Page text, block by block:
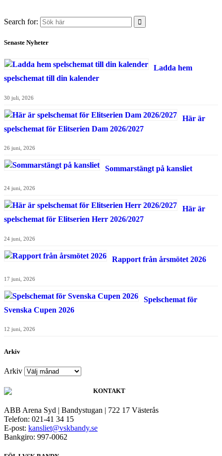
Search for:
Senaste Nyheter
Ladda hem
spelschemat till din kalender
30 juli, 2026
Här är
spelschemat för Elitserien Dam 2026/2027
26 juni, 2026
Sommarstängt på kansliet
24 juni, 2026
Här är
spelschemat för Elitserien Herr 2026/2027
24 juni, 2026
Rapport från årsmötet 2026
17 juni, 2026
Spelschemat för
Svenska Cupen 2026
12 juni, 2026
Arkiv
Arkiv
KONTAKT
ABB Arena Syd | Bandystugan | 722 17 Västerås
Telefon: 021-41 34 15
E-post: kansliet@vskbandy.se
Bankgiro: 997-0062